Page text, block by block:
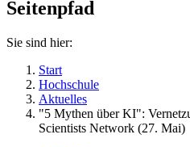
Seitenpfad
Sie sind hier:
Start
Hochschule
Aktuelles
"5 Mythen über KI":
Scientists Network (27. Mai)